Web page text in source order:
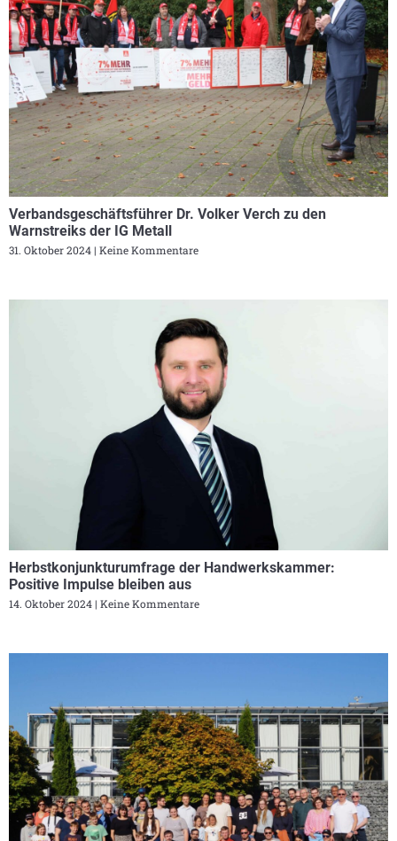
Verbandsgeschäftsführer Dr. Volker Verch zu den
Warnstreiks der IG Metall
31. Oktober 2024 Keine Kommentare
Herbstkonjunkturumfrage der Handwerkskammer:
Positive Impulse bleiben aus
14. Oktober 2024 Keine Kommentare